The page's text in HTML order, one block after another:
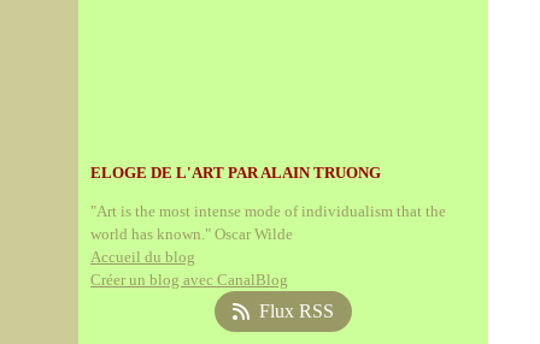
ELOGE DE L'ART PAR ALAIN TRUONG
"Art is the most intense mode of individualism that the
world has known." Oscar Wilde
Accueil du blog
Créer un blog avec CanalBlog
Flux RSS